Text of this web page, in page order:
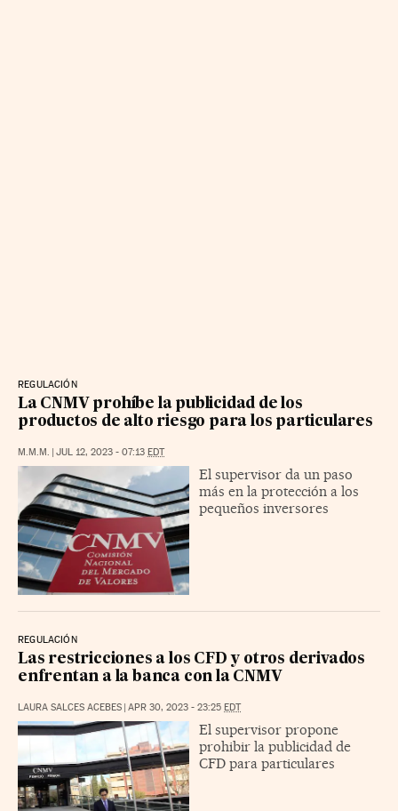
REGULACIÓN
La CNMV prohíbe la publicidad de los
productos de alto riesgo para los particulares
M.M.M. | JUL 12, 2023 - 07:13 EDT
El supervisor da un paso
más en la protección a los
pequeños inversores
REGULACIÓN
Las restricciones a los CFD y otros derivados
enfrentan a la banca con la CNMV
LAURA SALCES ACEBES | APR 30, 2023 - 23:25 EDT
El supervisor propone
prohibir la publicidad de
CFD para particulares